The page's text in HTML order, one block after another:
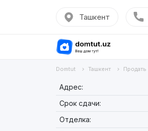
Ташкент
Domtut Ташкент Продать
Адрес:
Срок сдачи:
Отделка: